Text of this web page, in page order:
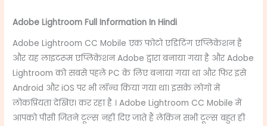
Adobe Lightroom Full Information In Hindi
Adobe Lightroom CC Mobile एक फोटो एडिटिंग एप्लिकेशन है
और यह लाइटरूम एप्लिकेशन Adobe द्वारा बनाया गया है और Adobe
Lightroom को सबसे पहले PC के लिए बनाया गया था और फिर इसे
Android और iOS पर भी लॉन्च किया गया था। इसके लोगो में
लोकप्रियता देखिए। कर रहा है । Adobe Lightroom CC Mobile में
आपको पीसी जितने टूल्स नहीं दिए जाते हैं लेकिन सभी टूल्स बहुत ही